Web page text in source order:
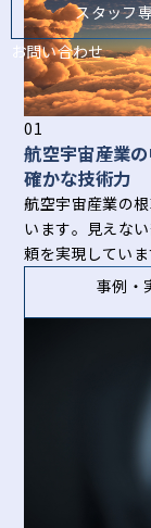
スタッフ
お問い合わせ
01
航空宇宙産業
確かな技術力
航空宇宙産業の
います。見えな
頼を実現していま
事例・